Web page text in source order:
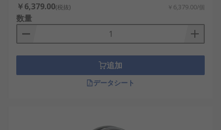
￥6,379.00(税抜) ￥6,379.00/個
数量
追加
データシート